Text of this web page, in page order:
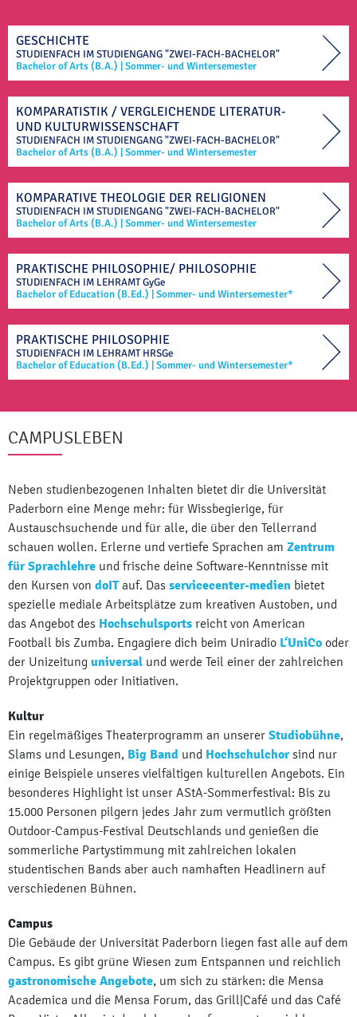
GESCHICHTE
STUDIENFACH IMSTUDIENGANG "ZWEI-FACH-BACHELOR"
Bachelor of Arts (B.A.) |Sommer- und Wintersemester
KOMPARATISTIK / VERGLEICHENDE LITERATUR-
UND KULTURWISSENSCHAFT
STUDIENFACH IMSTUDIENGANG "ZWEI-FACH-BACHELOR"
Bachelor of Arts (B.A.) |Sommer- und Wintersemester
KOMPARATIVE THEOLOGIE DER RELIGIONEN
STUDIENFACH IMSTUDIENGANG "ZWEI-FACH-BACHELOR"
Bachelor of Arts (B.A.) |Sommer- und Wintersemester
PRAKTISCHE PHILOSOPHIE/ PHILOSOPHIE
STUDIENFACH IM LEHRAMTGyGe
Bachelor of Education (B.Ed.) |Sommer- und Wintersemester*
PRAKTISCHE PHILOSOPHIE
STUDIENFACH IM LEHRAMTHRSGe
Bachelor of Education (B.Ed.) |Sommer- und Wintersemester*
CAMPUSLEBEN
Neben studienbezogenen Inhalten bietet dir die Universität
Paderborn eine Menge mehr: für Wissbegierige, für
Austauschsuchende und für alle, die über den Tellerrand
schauen wollen. Erlerne und vertiefe Sprachen am Zentrum
für Sprachlehre und frische deine Software-Kenntnisse mit
den Kursen von doITauf. Das servicecenter-medien bietet
spezielle mediale Arbeitsplätze zum kreativen Austoben, und
das Angebot des Hochschulsports reicht von American
Football bis Zumba. Engagiere dich beim Uniradio L‘UniCo oder
der Unizeitung universal und werde Teil einer der zahlreichen
Projektgruppen oder Initiativen.
Kultur
Ein regelmäßiges Theaterprogramm an unserer Studiobühne,
Slams und Lesungen, Big Band und Hochschulchorsind nur
einige Beispiele unseres vielfältigen kulturellen Angebots. Ein
besonderes Highlight ist unser AStA-Sommerfestival: Bis zu
15.000 Personen pilgern jedes Jahr zum vermutlich größten
Outdoor-Campus-Festival Deutschlands und genießen die
sommerliche Partystimmung mit zahlreichen lokalen
studentischen Bands aber auch namhaften Headlinern auf
verschiedenen Bühnen.
Campus
Die Gebäude der Universität Paderborn liegen fast alle auf dem
Campus. Es gibt grüne Wiesen zum Entspannen und reichlich
gastronomische Angebote, um sich zu stärken: die Mensa
Academica und die Mensa Forum, das Grill|Café und das Café